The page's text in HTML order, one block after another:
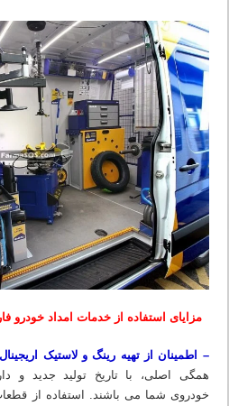
مزایای استفاده از خدمات امداد خودرو
– اطمینان از تهیه رینگ و لاستیک
همگی اصلی، با تاریخ تولید جدید و
خودروی شما می باشند. استفاده از